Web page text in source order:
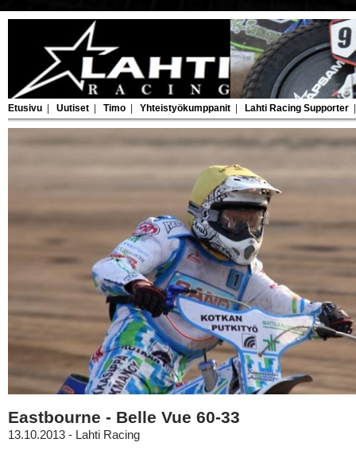
Etusivu Uutiset Timo Yhteistyökumppanit Lahti Racing Supporter
Eastbourne - Belle Vue 60-33
13.10.2013 - Lahti Racing